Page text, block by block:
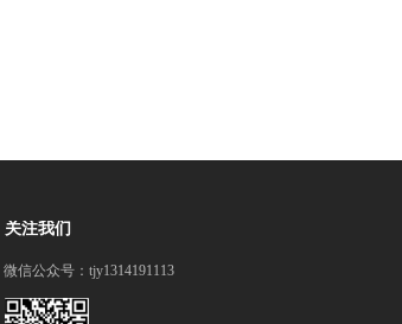
关注我们
微信公众号：tjy1314191113